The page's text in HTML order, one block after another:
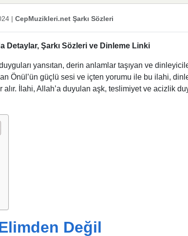
| CepMuzikleri.net Şarkı Sözleri
Detaylar, Şarkı Sözleri ve Dinleme Linki
yansıtan, derin anlamlar taşıyan ve
Önül’ün güçlü sesi ve içten yorumu ile bu ilahi,
İlahi, Allah’a duyulan aşk, teslimiyet ve acizlik
Değil